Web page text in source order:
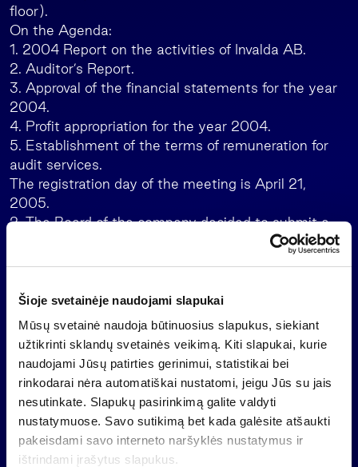
Šioje svetainėje naudojami slapukai
Mūsų svetainė naudoja būtinuosius slapukus, siekiant
užtikrinti sklandų svetainės veikimą. Kiti slapukai, kurie
naudojami Jūsų patirties gerinimui, statistikai bei
rinkodarai nėra automatiškai nustatomi, jeigu Jūs su jais
nesutinkate. Slapukų pasirinkimą galite valdyti
nustatymuose. Savo sutikimą bet kada galėsite atšaukti
pakeisdami savo interneto naršyklės nustatymus ir
ištrindami įrašytus slapukus.
floor).
On the Agenda:
1. 2004 Report on the activities of Invalda AB.
2. Auditor’s Report.
3. Approval of the financial statements for the year
2004.
4. Profit appropriation for the year 2004.
5. Establishment of the terms of remuneration for
audit services.
The registration day of the meeting is April 21,
2005.
2. The Board of the company decided to submit a
(one) litas by nominal value.
Alvydas Banys
Vice-President
(+370 5) 279 06 91